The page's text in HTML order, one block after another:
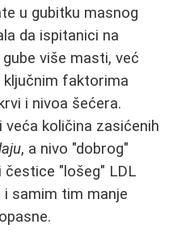
u gubitku masnog
da ispitanici na
više masti, već
ključnim faktorima
i nivoa šećera.
veća količina zasićenih
, a nivo "dobrog"
čestice "lošeg" LDL
samim tim manje